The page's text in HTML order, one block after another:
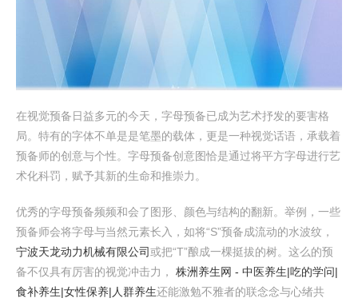
在视觉预备日益多元的今天，字母预备已成为艺术抒发的要害格
局。特有的字体不单是是笔墨的载体，更是一种视觉话语，承载着
预备师的创意与个性。字母预备创意图恰是通过将平方字母进行艺
术化科罚，赋予其新的生命和推崇力。
优秀的字母预备频频和会了图形、颜色与结构的翻新。举例，一些
预备师会将字母与当然元素长入，如将“S”预备成流动的水波纹，
宁波天龙动力机械有限公司或把“T”酿成一棵挺拔的树。这么的预
备不仅具有厉害的视觉冲击力， 株洲养生网 - 中医养生|吃的学问|
食补养生|女性保养|人群养生还能激勉不雅者的联念念与心绪共